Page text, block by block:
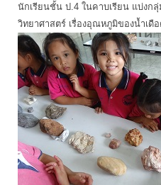
นักเรียนชั้น ป.4 ในคาบเรียน แบ่งก
วิทยาศาสตร์ เรื่องอุณหภูมิของน้ำเดื